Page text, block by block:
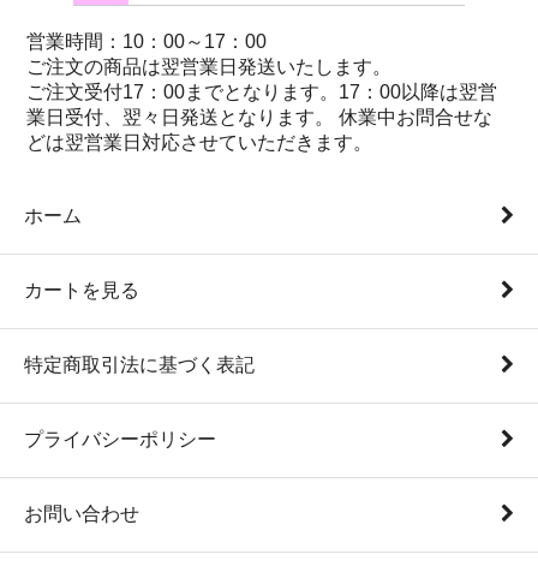
営業時間：10：00～17：00
ご注文の商品は翌営業日発送いたします。
ご注文受付17：00までとなります。17：00以降は翌営
業日受付、翌々日発送となります。 休業中お問合せな
どは翌営業日対応させていただきます。
ホーム
カートを見る
特定商取引法に基づく表記
プライバシーポリシー
お問い合わせ